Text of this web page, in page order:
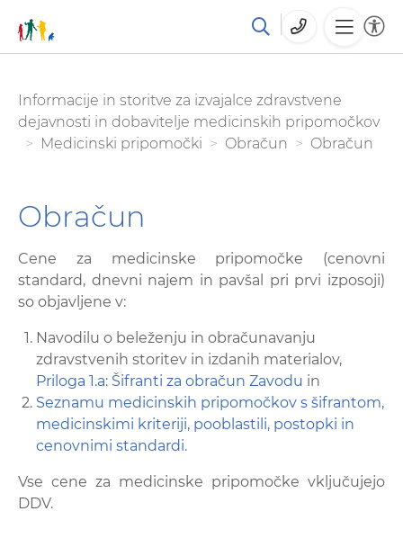
glavno
vsebino
You are here:
Informacije in storitve za izvajalce zdravstvene
dejavnosti in dobavitelje medicinskih pripomočkov
Medicinski pripomočki
Obračun Obračun
Obračun
Cene za medicinske pripomočke (cenovni
standard, dnevni najem in pavšal pri prvi izposoji)
so objavljene v:
Navodilu o beleženju in obračunavanju
zdravstvenih storitev in izdanih materialov,
Priloga 1.a: Šifranti za obračun Zavodu in
Seznamu medicinskih pripomočkov s šifrantom,
medicinskimi kriteriji, pooblastili, postopki in
cenovnimi standardi.
Vse cene za medicinske pripomočke vključujejo
DDV.